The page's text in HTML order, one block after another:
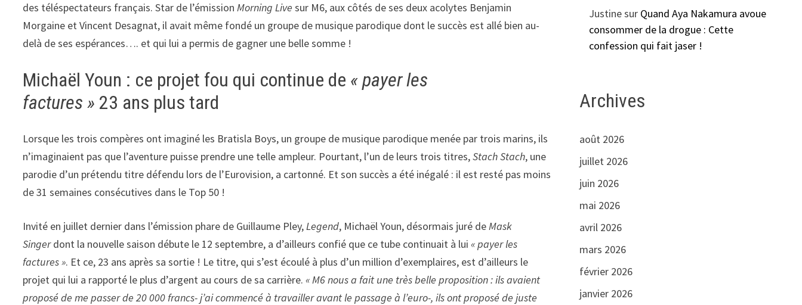
des téléspectateurs français. Star de l’émissionMorning Live sur M6, aux côtés de ses deux acolytes Benjamin
Morgaine et Vincent Desagnat, il avait même fondé un groupe de musique parodique dont le succès est allé bien au-
delà de ses espérances…. et qui lui a permis de gagner une belle somme !
Michaël Youn : ce projet fou qui continue de « payer les
factures » 23 ans plus tard
Lorsque les trois compères ont imaginé les Bratisla Boys, un groupe de musique parodique menée par trois marins, ils
n’imaginaient pas que l’aventure puisse prendre une telle ampleur. Pourtant, l’un de leurs trois titres,Stach Stach, une
parodie d’un prétendu titre défendu lors de l’Eurovision, a cartonné. Et son succès a été inégalé : il est resté pas moins
de 31 semaines consécutives dans le Top 50 !
Invité en juillet dernier dans l’émission phare de Guillaume Pley,Legend, Michaël Youn, désormais juré deMask
Singerdont la nouvelle saison débute le 12 septembre, a d’ailleurs confié que ce tube continuait à lui« payer les
factures ». Et ce, 23 ans après sa sortie ! Le titre, qui s’est écoulé à plus d’un million d’exemplaires, est d’ailleurs le
projet qui lui a rapporté le plus d’argent au cours de sa carrière.« M6 nous a fait une très belle proposition : ils avaient
proposé de me passer de 20 000 francs- j’ai commencé à travailler avant le passage à l’euro-, ils ont proposé de juste
Justinesur Quand Aya Nakamura avoue
consommer de la drogue : Cette
confession qui fait jaser !
Archives
août 2026
juillet 2026
juin 2026
mai 2026
avril 2026
mars 2026
février 2026
janvier 2026